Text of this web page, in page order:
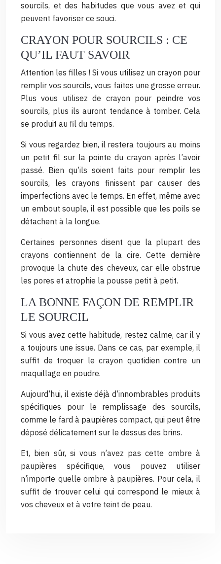
sourcils, et des habitudes que vous avez et qui
peuvent favoriser ce souci.
CRAYON POUR SOURCILS : CE
QU’IL FAUT SAVOIR
Attention les filles ! Si vous utilisez un crayon pour
remplir vos sourcils, vous faites une grosse erreur.
Plus vous utilisez de crayon pour peindre vos
sourcils, plus ils auront tendance à tomber. Cela
se produit au fil du temps.
Si vous regardez bien, il restera toujours au moins
un petit fil sur la pointe du crayon après l’avoir
passé. Bien qu’ils soient faits pour remplir les
sourcils, les crayons finissent par causer des
imperfections avec le temps. En effet, même avec
un embout souple, il est possible que les poils se
détachent à la longue.
Certaines personnes disent que la plupart des
crayons contiennent de la cire. Cette dernière
provoque la chute des cheveux, car elle obstrue
les pores et atrophie la pousse petit à petit.
LA BONNE FAÇON DE REMPLIR
LE SOURCIL
Si vous avez cette habitude, restez calme, car il y
a toujours une issue. Dans ce cas, par exemple, il
suffit de troquer le crayon quotidien contre un
maquillage en poudre.
Aujourd’hui, il existe déjà d’innombrables produits
spécifiques pour le remplissage des sourcils,
comme le fard à paupières compact, qui peut être
déposé délicatement sur le dessus des brins.
Et, bien sûr, si vous n’avez pas cette ombre à
paupières spécifique, vous pouvez utiliser
n’importe quelle ombre à paupières. Pour cela, il
suffit de trouver celui qui correspond le mieux à
vos cheveux et à votre teint de peau.